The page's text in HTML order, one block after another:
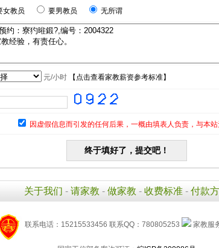
女教员 要男教员 无所谓
元/小时【 点击查看家教薪资参考标准】
因虚假信息而引发的任何后果，一概由填表人负责，与本站
关于我们 - 请家教 - 做家教 - 收费标准 - 付款
联系电话：15215533456 联系QQ：780805253 家教服